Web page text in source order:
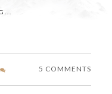
5 COMMENTS